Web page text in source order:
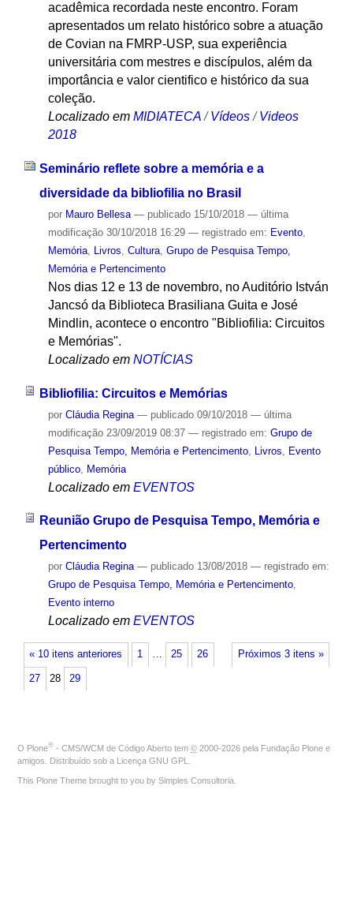
acadêmica recordada neste encontro. Foram
apresentados um relato histórico sobre a atuação
de Covian na FMRP-USP, sua experiência
universitária com mestres e discípulos, além da
importância e valor cientifico e histórico da sua
coleção.
Localizado em MIDIATECA /Vídeos /Videos
2018
Seminário reflete sobre a memória e a
diversidade da bibliofilia no Brasil
por Mauro Bellesa — publicado15/10/2018 — última
modificação30/10/2018 16:29 — registrado em: Evento,
Memória, Livros Cultura, Grupo de Pesquisa Tempo,
Memória e Pertencimento
Nos dias 12 e 13 de novembro, no Auditório István
Jancsó da Biblioteca Brasiliana Guita e José
Mindlin, acontece o encontro "Bibliofilia: Circuitos
e Memórias".
Localizado em NOTÍCIAS
Bibliofilia: Circuitos e Memórias
por Cláudia Regina — publicado09/10/2018 — última
modificação23/09/2019 08:37 — registrado em: Grupo de
Pesquisa Tempo, Memória e Pertencimento, Livros
Evento
público, Memória
Localizado em EVENTOS
Reunião Grupo de Pesquisa Tempo, Memória e
Pertencimento
por Cláudia Regina — publicado13/08/2018 — registrado em:
Grupo de Pesquisa Tempo, Memória e Pertencimento,
Evento interno
Localizado em EVENTOS
« 10 itens anteriores Próximos 3 itens »
1 … 25 26
27 28 29
O Plone® - CMS/WCM de Código Aberto tem © 2000-2026 pela Fundação Plone e
amigos. Distribuído sob a Licença GNU GPL
This Plone Theme brought to you by Simples Consultoria